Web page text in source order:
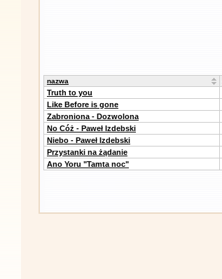
nazwa
Truth to you
Like Before is gone
Zabroniona - Dozwolona
No Cóż - Paweł Izdebski
Niebo - Paweł Izdebski
Przystanki na żądanie
Ano Yoru "Tamta noc"